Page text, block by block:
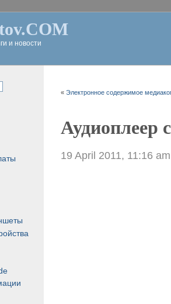
и новости
«Электронное содержимое
Аудиоплеер
19 April 2011, 11:16 am